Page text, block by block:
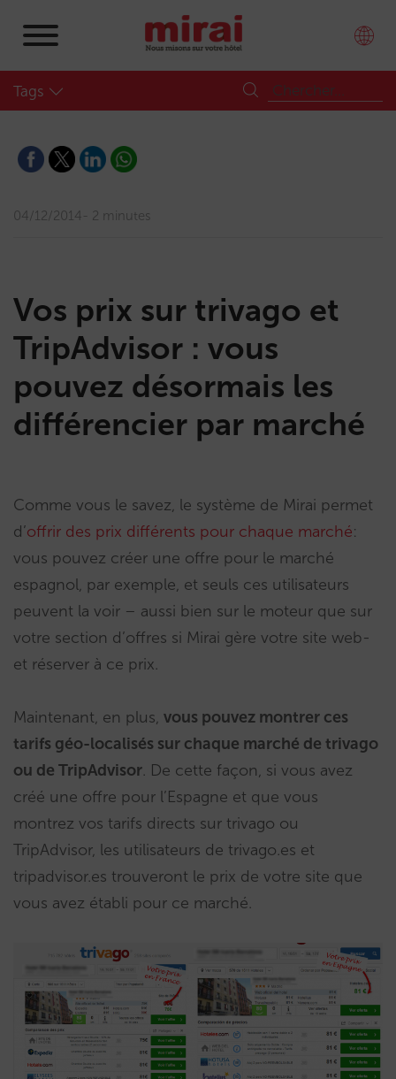
Tags
04/12/2014 2 minutes
Vos prix sur trivago et
TripAdvisor : vous
pouvez désormais les
différencier par marché
Comme vous le savez, le système de Mirai permet
d’offrir des prix différents pour chaque marché:
vous pouvez créer une offre pour le marché
espagnol, par exemple, et seuls ces utilisateurs
peuvent la voir – aussi bien sur le moteur que sur
votre section d’offres si Mirai gère votre site web-
et réserver à ce prix.
Maintenant, en plus, vous pouvez montrer ces
tarifs géo-localisés sur chaque marché de trivago
ou de TripAdvisor. De cette façon, si vous avez
créé une offre pour l’Espagne et que vous
montrez vos tarifs directs sur trivago ou
TripAdvisor, les utilisateurs de trivago.es et
tripadvisor.es trouveront le prix de votre site que
vous avez établi pour ce marché.